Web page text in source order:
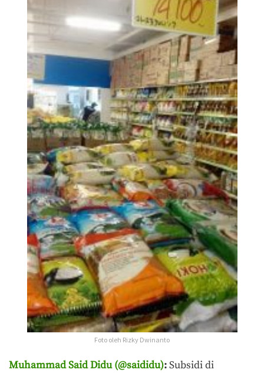
Foto oleh Rizky Dwinanto
Muhammad Said Didu (@saididu):Subsidi di